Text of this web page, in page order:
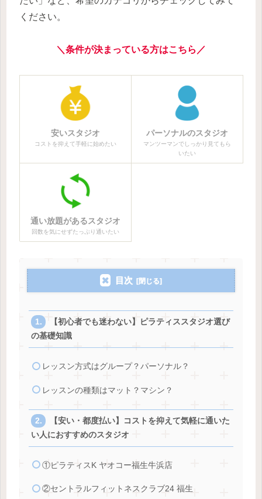
ください。
＼条件が決まっている方はこちら／
安いスタジオ
コストを抑えて手軽に始めたい
パーソナルのスタジオ
マンツーマンでしっかり見てもら
いたい
通い放題があるスタジオ
回数を気にせずたっぷり通いたい
目次
【初心者でも迷わない】ピラティススタジオ選び
の基礎知識
レッスン方式はグループ？パーソナル？
レッスンの種類はマット？マシン？
【安い・都度払い】コストを抑えて気軽に通いた
い人におすすめのスタジオ
①ピラティスK ヤオコー福生牛浜店
②セントラルフィットネスクラブ24 福生